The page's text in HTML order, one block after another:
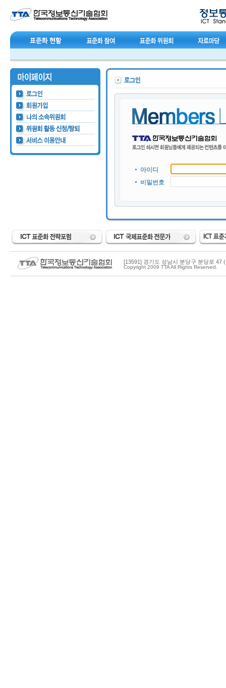
아이디
비밀번호
[13591] 경기도 성남시 분당구 분당로 47
Copyright 2009 TTA All Rights Reserved.